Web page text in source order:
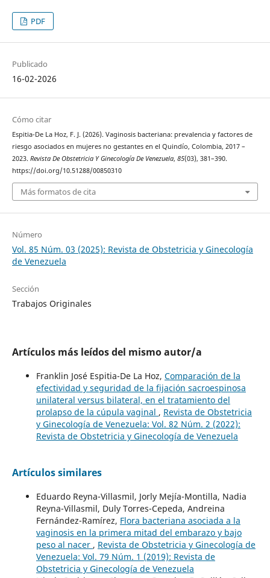
PDF
Publicado
16-02-2026
Cómo citar
Espitia-De La Hoz, F. J. (2026). Vaginosis bacteriana: prevalencia y factores de
riesgo asociados en mujeres no gestantes en el Quindío, Colombia, 2017 –
2023. Revista De Obstetricia Y Ginecología De Venezuela, 85(03), 381–390.
https://doi.org/10.51288/00850310
Más formatos de cita
Número
Vol. 85 Núm. 03 (2025): Revista de Obstetricia y Ginecología
de Venezuela
Sección
Trabajos Originales
Artículos más leídos del mismo autor/a
Franklin José Espitia-De La Hoz, Comparación de la
efectividad y seguridad de la fijación sacroespinosa
unilateral versus bilateral, en el tratamiento del
prolapso de la cúpula vaginal , Revista de Obstetricia
y Ginecología de Venezuela: Vol. 82 Núm. 2 (2022):
Revista de Obstetricia y Ginecología de Venezuela
Artículos similares
Eduardo Reyna-Villasmil, Jorly Mejía-Montilla, Nadia
Reyna-Villasmil, Duly Torres-Cepeda, Andreina
Fernández-Ramírez, Flora bacteriana asociada a la
vaginosis en la primera mitad del embarazo y bajo
peso al nacer , Revista de Obstetricia y Ginecología de
Venezuela: Vol. 79 Núm. 1 (2019): Revista de
Obstetricia y Ginecología de Venezuela